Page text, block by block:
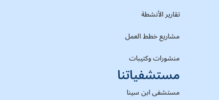
تقارير الأنشطة
مشاريع خطط العمل
منشورات وكتيبات
مستشفياتنا
مستشفى ابن سينا